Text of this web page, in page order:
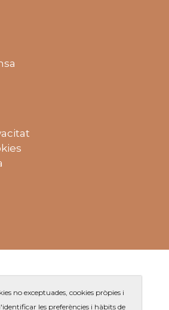
no exceptuades, cookies pròpies i
les preferències i hàbits de